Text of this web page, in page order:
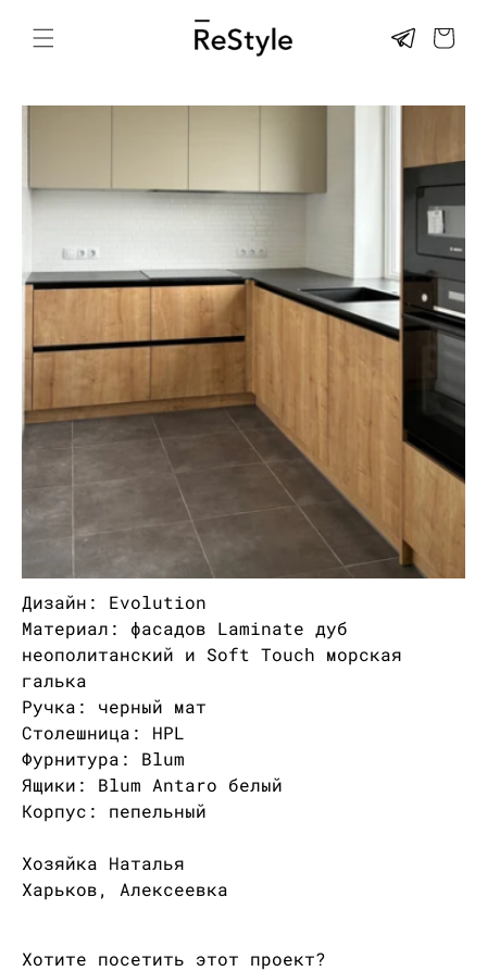
к
контенту
КОРЗИНА
Дизайн: Evolution
Материал: фасадов Laminate дуб
неополитанский и Soft Touch морская
галька
Ручка: черный мат
Столешница: HPL
Фурнитура: Blum
Ящики: Blum Antaro белый
Корпус: пепельный
Хозяйка Наталья
Харьков, Алексеевка
Хотите посетить этот проект?